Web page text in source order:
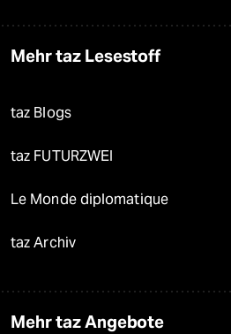
Mehr taz Lesestoff
taz Blogs
taz FUTURZWEI
Le Monde diplomatique
taz Archiv
Mehr taz Angebote